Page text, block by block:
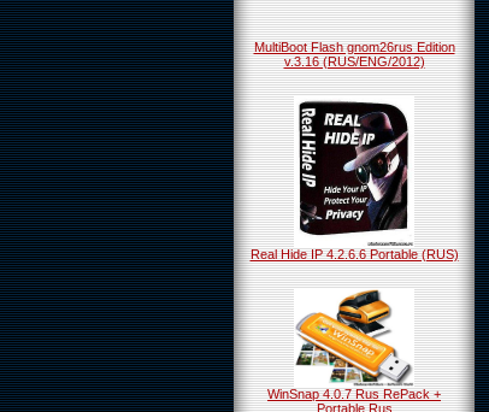
MultiBoot Flash gnom26rus Edition
v.3.16 (RUS/ENG/2012)
Real Hide IP 4.2.6.6 Portable (RUS)
WinSnap 4.0.7 Rus RePack +
Portable Rus